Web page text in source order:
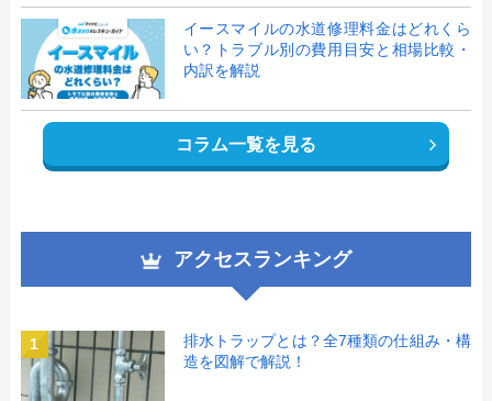
イースマイルの水道修理料金はどれくら
い？トラブル別の費用目安と相場比較・
内訳を解説
コラム一覧を見る
アクセスランキング
1
排水トラップとは？全7種類の仕組み・構
造を図解で解説！